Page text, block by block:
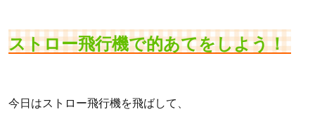
ストロー飛行機で的あてをしよう！
今日はストロー飛行機を飛ばして、